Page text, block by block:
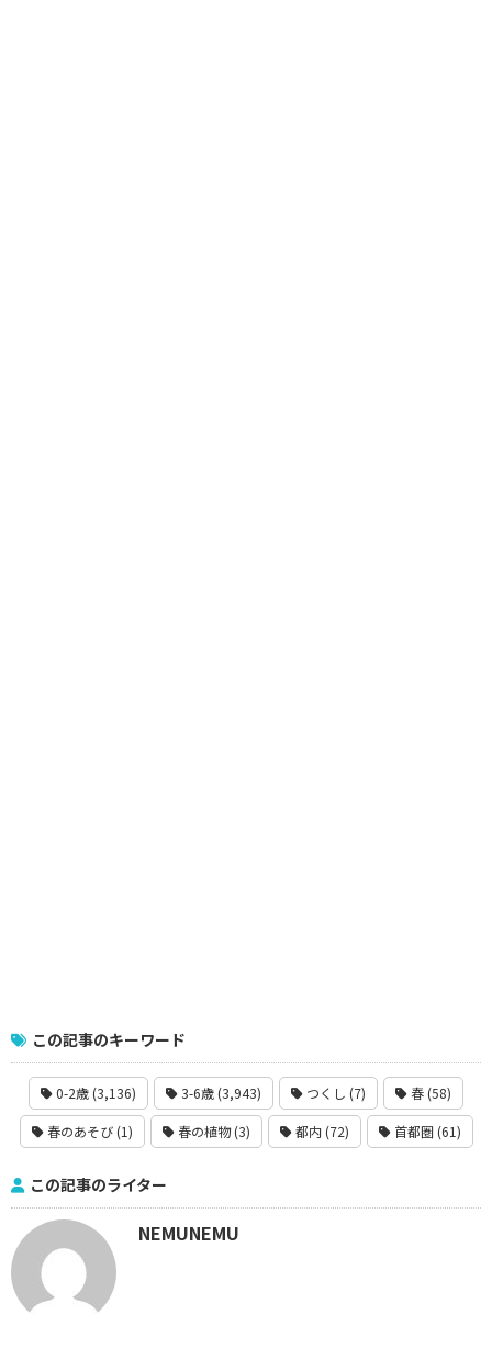
この記事のキーワード
0-2歳 (3,136) 3-6歳 (3,943) つくし (7) 春 (58)
春のあそび (1) 春の植物 (3) 都内 (72) 首都圏 (61)
この記事のライター
NEMUNEMU